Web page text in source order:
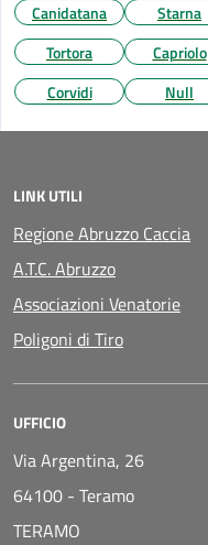
Canidatana
Starna
Tortora
Capriolo
Corvidi
Null
LINK UTILI
Regione Abruzzo Caccia
A.T.C. Abruzzo
Associazioni Venatorie
Poligoni di Tiro
UFFICIO
Via Argentina, 26
64100 - Teramo
TERAMO